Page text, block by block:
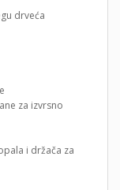
drveća
za izvrsno
i držača za